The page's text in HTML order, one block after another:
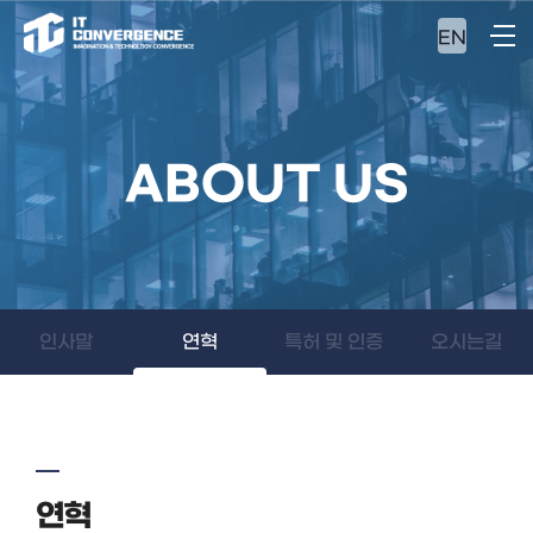
EN
ABOUT US
인사말 연혁 특허 및 인증 오시는길
연혁